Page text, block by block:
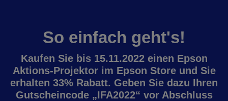
So einfach geht's!
Kaufen Sie bis 15.11.2022 einen Epson
Aktions-Projektor im Epson Store und Sie
erhalten 33% Rabatt. Geben Sie dazu Ihren
Gutscheincode „IFA2022“ vor Abschluss